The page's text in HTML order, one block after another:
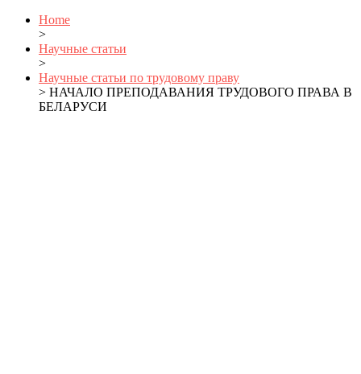
Home
>
Научные статьи
>
Научные статьи по трудовому праву
> НАЧАЛО ПРЕПОДАВАНИЯ ТРУДОВОГО ПРАВА В
БЕЛАРУСИ